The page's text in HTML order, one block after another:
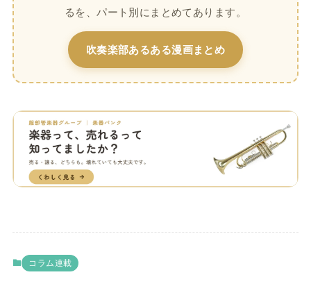
るを、パート別にまとめてあります。
吹奏楽部あるある漫画まとめ
コラム連載